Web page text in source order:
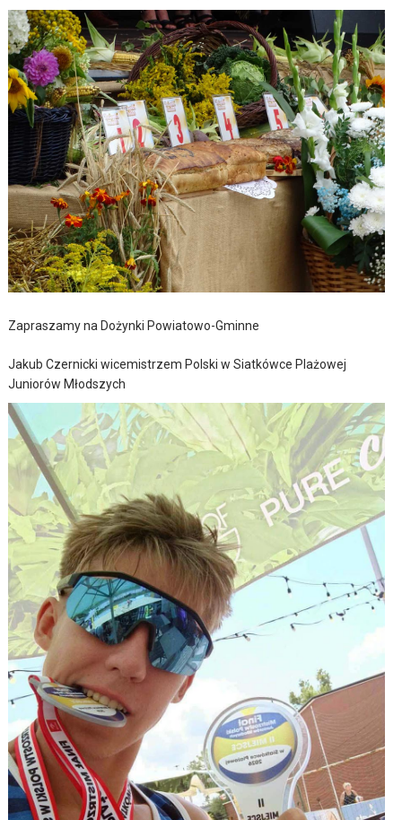
Zapraszamy na Dożynki Powiatowo-Gminne
Jakub Czernicki wicemistrzem Polski w Siatkówce Plażowej
Juniorów Młodszych